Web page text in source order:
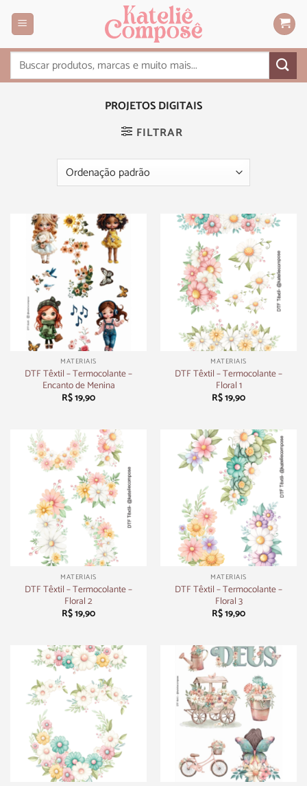
PROJETOS DIGITAIS
FILTRAR
MATERIAIS
DTF Têxtil – Termocolante –
Encanto de Menina
R$19,90
MATERIAIS
DTF Têxtil – Termocolante –
Floral 1
R$19,90
MATERIAIS
DTF Têxtil – Termocolante –
Floral 2
R$19,90
MATERIAIS
DTF Têxtil – Termocolante –
Floral 3
R$19,90